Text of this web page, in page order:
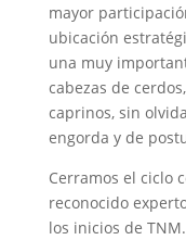
mayor
ubicación
una muy
cabezas de
caprinos, sin
engorda y de
Cerramos el ciclo
reconocido
los inicios de